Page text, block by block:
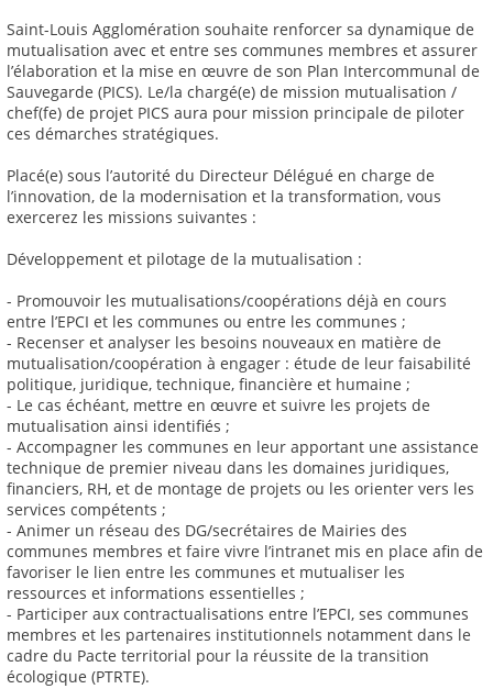
Saint-Louis Agglomération souhaite renforcer sa dynamique de
mutualisation avec et entre ses communes membres et assurer
l’élaboration et la mise en œuvre de son Plan Intercommunal de
Sauvegarde (PICS). Le/la chargé(e) de mission mutualisation /
chef(fe) de projet PICS aura pour mission principale de piloter
ces démarches stratégiques.
Placé(e) sous l’autorité du Directeur Délégué en charge de
l’innovation, de la modernisation et la transformation, vous
exercerez les missions suivantes :
Développement et pilotage de la mutualisation :
- Promouvoir les mutualisations/coopérations déjà en cours
entre l’EPCI et les communes ou entre les communes ;
- Recenser et analyser les besoins nouveaux en matière de
mutualisation/coopération à engager : étude de leur faisabilité
politique, juridique, technique, financière et humaine ;
- Le cas échéant, mettre en œuvre et suivre les projets de
mutualisation ainsi identifiés ;
- Accompagner les communes en leur apportant une assistance
technique de premier niveau dans les domaines juridiques,
financiers, RH, et de montage de projets ou les orienter vers les
services compétents ;
- Animer un réseau des DG/secrétaires de Mairies des
communes membres et faire vivre l’intranet mis en place afin de
favoriser le lien entre les communes et mutualiser les
ressources et informations essentielles ;
- Participer aux contractualisations entre l’EPCI, ses communes
membres et les partenaires institutionnels notamment dans le
cadre du Pacte territorial pour la réussite de la transition
écologique (PTRTE).